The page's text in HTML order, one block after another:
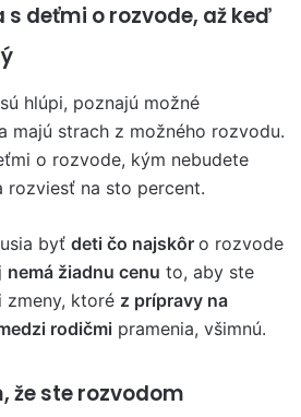
deťmi o rozvode, až keď
hlúpi, poznajú možné
majú strach z možného rozvodu.
o rozvode, kým nebudete
rozviesť na sto percent.
byť deti čo najskôr o rozvode
nemá žiadnu cenu to, aby ste
zmeny, ktoré z prípravy na
rodičmi pramenia, všimnú.
že ste rozvodom